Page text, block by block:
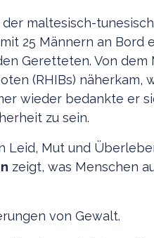
maltesisch-
25 Männern an Bord
Geretteten. Von dem
(RHIBs) näherkam,
wieder bedankte er
zu sein.
Leid, Mut und
zeigt, was Menschen
von Gewalt.